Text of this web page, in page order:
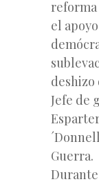
el
deshizo
Jefe de
Guerra.